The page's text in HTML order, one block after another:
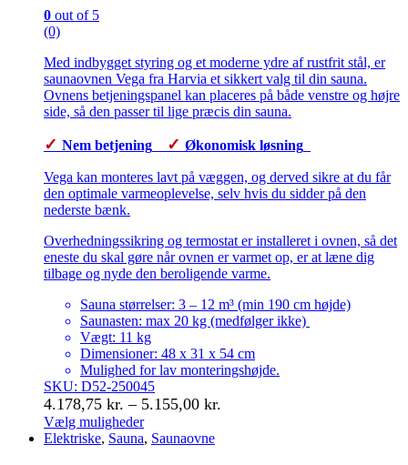
0 out of 5
(0)
Med indbygget styring og et moderne ydre af rustfrit stål, er
saunaovnen Vega fra Harvia et sikkert valg til din sauna.
Ovnens betjeningspanel kan placeres på både venstre og højre
side, så den passer til lige præcis din sauna.
✓ Nem betjening ✓ Økonomisk løsning
Vega kan monteres lavt på væggen, og derved sikre at du får
den optimale varmeoplevelse, selv hvis du sidder på den
nederste bænk.
Overhedningssikring og termostat er installeret i ovnen, så det
eneste du skal gøre når ovnen er varmet op, er at læne dig
tilbage og nyde den beroligende varme.
Sauna størrelser: 3 – 12 m³ (min 190 cm højde)
Saunasten: max 20 kg (medfølger ikke)
Vægt: 11 kg
Dimensioner: 48 x 31 x 54 cm
Mulighed for lav monteringshøjde.
SKU: D52-250045
4.178,75 kr. – 5.155,00 kr.
Vælg muligheder
Dette
Elektriske, Sauna, Saunaovne